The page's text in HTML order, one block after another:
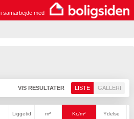
i samarbejde med
VIS RESULTATER LISTE GALLERI
Liggetid m² Kr./m² Ydelse